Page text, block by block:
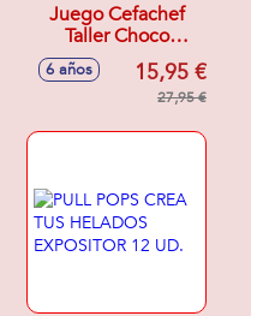
Juego Cefachef
Taller Choco
Huevos Sorpresa
6 años 15,95 €
27,95 €